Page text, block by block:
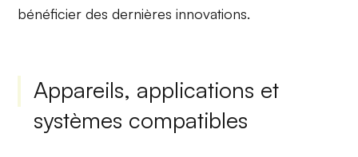
bénéficier des dernières innovations.
Appareils, applications et
systèmes compatibles